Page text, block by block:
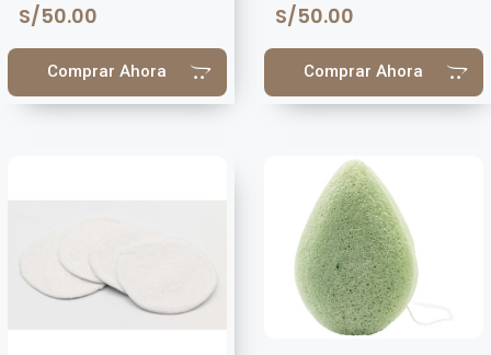
S/50.00
Comprar Ahora
S/50.00
Comprar Ahora